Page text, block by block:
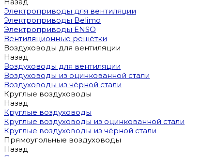
Электроприводы для вентиляции
Электроприводы Belimo
Электроприводы ENSO
Вентиляционные решётки
Воздуховоды для вентиляции
Назад
Воздуховоды для вентиляции
Воздуховоды из оцинкованной стали
Воздуховоды из чёрной стали
Круглые воздуховоды
Назад
Круглые воздуховоды
Круглые воздуховоды из оцинкованной стали
Круглые воздуховоды из чёрной стали
Прямоугольные воздуховоды
Назад